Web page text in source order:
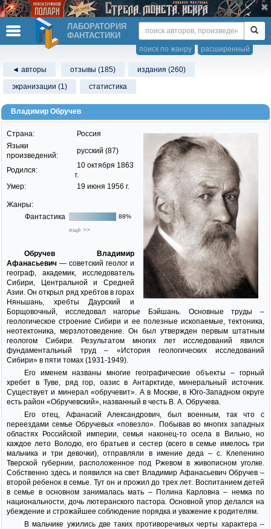
ЛАБОРАТОРИЯ
ФАНТАСТИКИ
расширенный
поиск по жанру
◄ авторы отзывы (185)
издания (260)
экранизации (1)
статистика
Владимир Обручев
Страна:
Россия
Языки
произведений:
русский (87)
Родился:
10 октября 1863
г.
Умер:
19 июня 1956 г.
Жанры:
Фантастика
88%
ещё >>
Обручев Владимир
Афанасьевич — советский геолог и
географ, академик, исследователь
Сибири, Центральной и Средней
Азии. Он открыл ряд хребтов в горах
Няньшань, хребты Даурский и
Борщовочный, исследовал нагорье Бэйшань. Основные труды –
геологическое строение Сибири и ее полезные ископаемые, тектоника,
неотектоника, мерзлотоведение. Он был утвержден первым штатным
геологом Сибири. Результатом многих лет исследований явился
фундаментальный труд – «История геологических исследований
Сибири» в пяти томах (1931-1949).
Его именем названы многие географические объекты – горный
хребет в Туве, ряд гор, оазис в Антарктиде, минеральный источник.
Существует и минерал «обручевит». А в Москве, в Юго-Западном округе
есть район «Обручевский», названный в честь В. А. Обручева.
Его отец, Афанасий Александрович, был военным, так что с
переездами семье Обручевых «повезло». Побывав во многих западных
областях Российской империи, семья наконец-то осела в Вильно, но
каждое лето Володю, его братьев и сестер (всего в семье имелось три
мальчика и три девочки), отправляли в имение деда – с. Клепенино
Тверской губернии, расположенное под Ржевом в живописном уголке.
Собственно здесь и появился на свет Владимир Афанасьевич Обручев –
второй ребенок в семье. Тут он и прожил до трех лет. Воспитанием детей
в семье в основном занималась мать – Полина Карловна – немка по
национальности, дочь лютеранского пастора. Основной упор делался на
убеждение и строжайшее соблюдение порядка и уважение к родителям.
В мальчике ужились две таких противоречивых черты характера –